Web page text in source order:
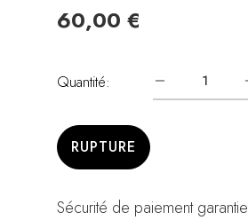
60,00 €
Quantité:
RUPTURE
Sécurité de paiement garantie